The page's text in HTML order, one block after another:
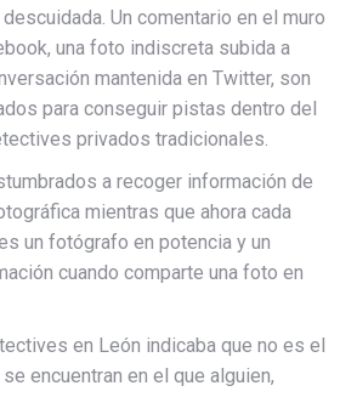
Un comentario en el muro
una foto indiscreta subida a
mantenida en Twitter, son
para conseguir pistas dentro del
privados tradicionales.
a recoger información de
mientras que ahora cada
un fotógrafo en potencia y un
cuando comparte una foto en
en León indicaba que no es el
encuentran en el que alguien,